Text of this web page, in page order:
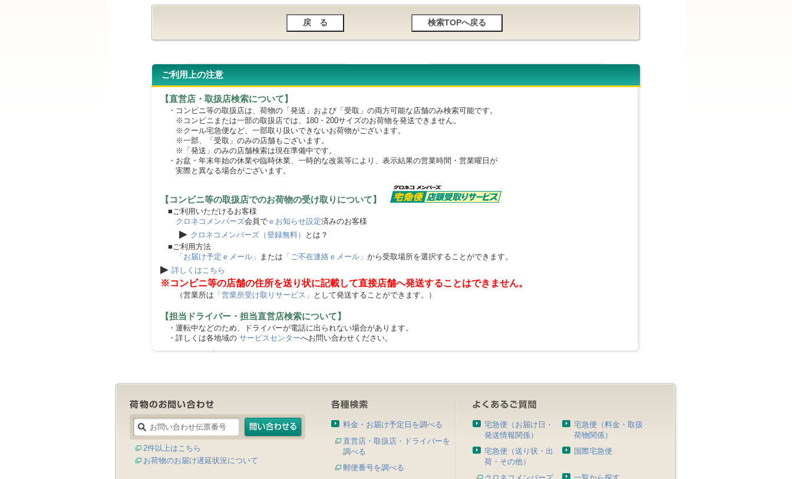
ご利用上の注意
【直営店・取扱店検索について】
・コンビニ等の取扱店は、荷物の「発送」および「受取」の両方可能な店舗のみ検索可能です。
※コンビニまたは一部の取扱店では、180・200サイズのお荷物を発送できません。
※クール宅急便など、一部取り扱いできないお荷物がございます。
※一部、「受取」のみの店舗もございます。
※「発送」のみの店舗検索は現在準備中です。
・お盆・年末年始の休業や臨時休業、一時的な改装等により、表示結果の営業時間・営業曜日が
実際と異なる場合がございます。
【コンビニ等の取扱店でのお荷物の受け取りについて】
■ご利用いただけるお客様
クロネコメンバーズ会員で ｅお知らせ設定済みのお客様
▶ クロネコメンバーズ（登録無料）
とは？
■ご利用方法
「お届け予定ｅメール」 または 「ご不在連絡ｅメール」 から受取場所を選択することができます。
▶ 詳しくはこちら
※コンビニ等の店舗の住所を送り状に記載して直接店舗へ発送することはできません。
（営業所は 「営業所受け取りサービス」 として発送することができます。）
【担当ドライバー・担当直営店検索について】
・運転中などのため、ドライバーが電話に出られない場合があります。
・詳しくは各地域の サービスセンターへお問い合わせください。
2件以上はこちら
お荷物のお届け遅延状況について
料金・お届け予定日を調べる
直営店・取扱店・ドライバーを
調べる
郵便番号を調べる
宅急便（お届け日・
発送情報関係）
宅急便（料金・取扱
荷物関係）
宅急便（送り状・出
荷・その他）
国際宅急便